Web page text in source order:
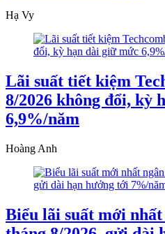
Hạ Vy
Lãi suất tiết kiệm
8/2026 không đổi, kỳ
6,9%/năm
Hoàng Anh
Biểu lãi suất mới